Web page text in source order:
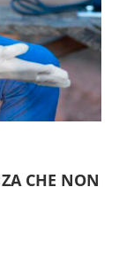
CHE NON